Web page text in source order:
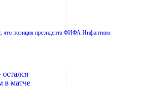
что позиция президента ФИФА Инфантино